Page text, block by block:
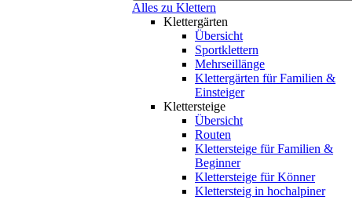
Alles zu Klettern
Klettergärten
Übersicht
Sportklettern
Mehrseillänge
Klettergärten für Familien &
Einsteiger
Klettersteige
Übersicht
Routen
Klettersteige für Familien &
Beginner
Klettersteige für Könner
Klettersteig in hochalpiner